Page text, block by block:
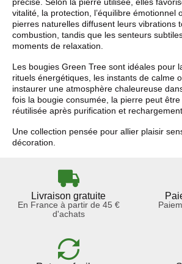
vitalité, la protection, l’équilibre émotionnel
pierres naturelles diffusent leurs vibrations
combustion, tandis que les senteurs
moments de relaxation.
Les bougies Green Tree sont idéales pour
rituels énergétiques, les instants de calme
instaurer une atmosphère chaleureuse
fois la bougie consumée, la pierre peut
réutilisée après purification et rechargement.
Une collection pensée pour allier plaisir
décoration.
Livraison gratuite
En France à partir de 45 €
d'achats